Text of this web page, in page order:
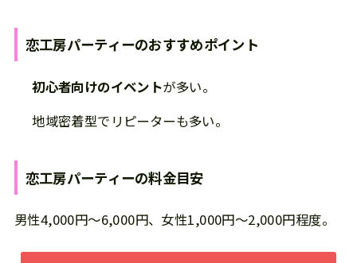
恋工房パーティーのおすすめポイント
初心者向けのイベントが多い。
地域密着型でリピーターも多い。
恋工房パーティーの料金目安
男性4,000円～6,000円、女性1,000円～2,000円程度。